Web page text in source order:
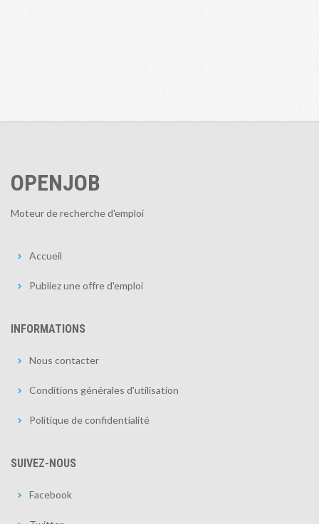
OPENJOB
Moteur de recherche d'emploi
Accueil
Publiez une offre d'emploi
INFORMATIONS
Nous contacter
Conditions générales d'utilisation
Politique de confidentialité
SUIVEZ-NOUS
Facebook